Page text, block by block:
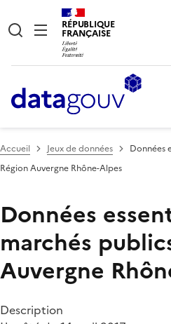
RÉPUBLIQUE
FRANÇAISE
Accueil Jeux de données
Données
Région Auvergne Rhône-Alpes
Données
marchés
Auvergne
Description